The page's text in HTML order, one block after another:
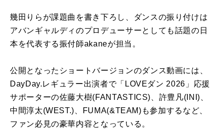
幾田りら が課題曲 を書き下ろし、ダンスの振り付けは
アバンギャルディのプロデューサーとしても話題の日
本を代表する振付師akaneが担当。
公開となったショートバージョンのダンス動画には、
DayDay.レギュラー出演者で「 LOVEダン 2026 」応援
サポーターの佐藤大樹(FANTASTICS) 、許豊凡(INI)
中間淳太(WEST.) FUMA(&TEAM) も参加するなど、
ファン必見の豪華内容となっている。